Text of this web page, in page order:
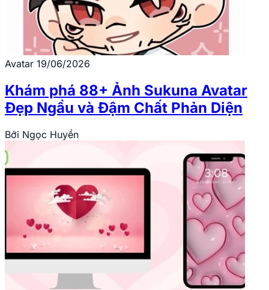
Avatar 19/06/2026
Khám phá 88+ Ảnh Sukuna Avatar
Đẹp Ngầu và Đậm Chất Phản Diện
Bởi Ngọc Huyền